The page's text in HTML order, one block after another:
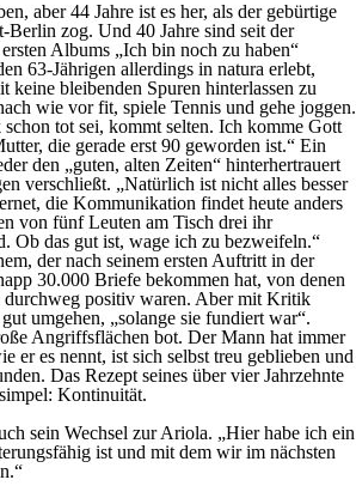
aber 44 Jahre ist es her, als der gebürtige
Berlin zog. Und 40 Jahre sind seit der
Albums „Ich bin noch zu haben“
63-Jährigen allerdings in natura erlebt,
keine bleibenden Spuren hinterlassen zu
wie vor fit, spiele Tennis und gehe joggen.
tot sei, kommt selten. Ich komme Gott
die gerade erst 90 geworden ist.“ Ein
den „guten, alten Zeiten“ hinterhertrauert
verschließt. „Natürlich ist nicht alles besser
die Kommunikation findet heute anders
von fünf Leuten am Tisch drei ihr
Ob das gut ist, wage ich zu bezweifeln.“
der nach seinem ersten Auftritt in der
30.000 Briefe bekommen hat, von denen
durchweg positiv waren. Aber mit Kritik
umgehen, „solange sie fundiert war“.
Angriffsflächen bot. Der Mann hat immer
er es nennt, ist sich selbst treu geblieben und
Das Rezept seines über vier Jahrzehnte
Kontinuität.
sein Wechsel zur Ariola. „Hier habe ich ein
ist und mit dem wir im nächsten